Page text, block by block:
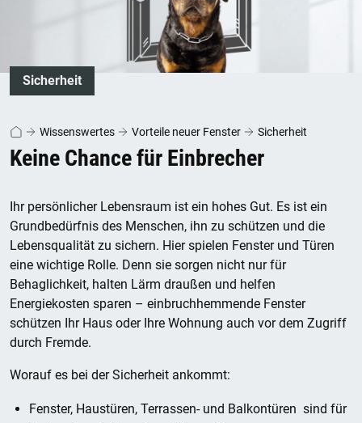
Sicherheit
Wissenswertes Vorteile neuer Fenster Sicherheit
Keine Chance für Einbrecher
Ihr persönlicher Lebensraum ist ein hohes Gut. Es ist ein
Grundbedürfnis des Menschen, ihn zu schützen und die
Lebensqualität zu sichern. Hier spielen Fenster und Türen
eine wichtige Rolle. Denn sie sorgen nicht nur für
Behaglichkeit, halten Lärm draußen und helfen
Energiekosten sparen – einbruchhemmende Fenster
schützen Ihr Haus oder Ihre Wohnung auch vor dem Zugriff
durch Fremde.
Worauf es bei der Sicherheit ankommt:
Fenster, Haustüren, Terrassen- und Balkontüren sind für